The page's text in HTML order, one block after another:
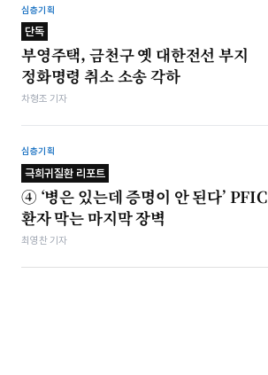
심층기획
단독
부영주택, 금천구 옛 대한전선 부지
정화명령 취소 소송 각하
차형조 기자
심층기획
극희귀질환 리포트
④ ‘병은 있는데 증명이 안 된다’ PFIC
환자 막는 마지막 장벽
최영찬 기자